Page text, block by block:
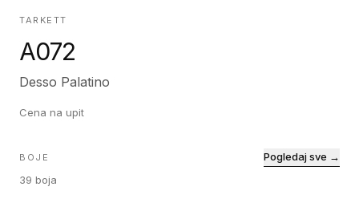
TARKETT
A072
Desso Palatino
Cena na upit
BOJE
39 boja
Pogledaj sve →